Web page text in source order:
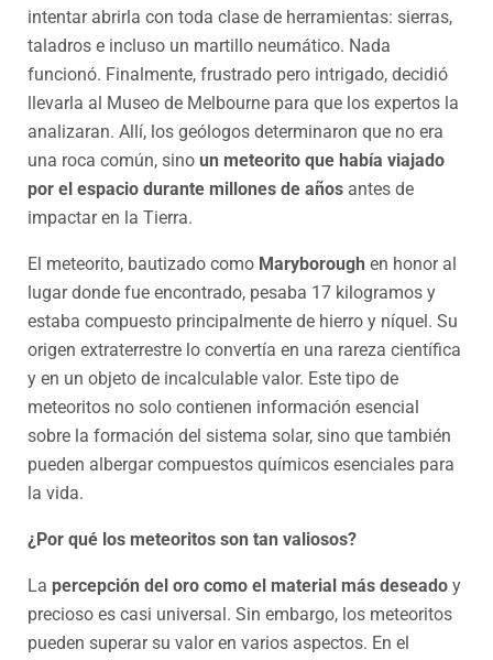
intentar abrirla con toda clase de herramientas: sierras,
taladros e incluso un martillo neumático. Nada
funcionó. Finalmente, frustrado pero intrigado, decidió
llevarla al Museo de Melbourne para que los expertos la
analizaran. Allí, los geólogos determinaron que no era
una roca común, sino un meteorito que había viajado
por el espacio durante millones de años antes de
impactar en la Tierra.
El meteorito, bautizado como Maryborough en honor al
lugar donde fue encontrado, pesaba 17 kilogramos y
estaba compuesto principalmente de hierro y níquel. Su
origen extraterrestre lo convertía en una rareza científica
y en un objeto de incalculable valor. Este tipo de
meteoritos no solo contienen información esencial
sobre la formación del sistema solar, sino que también
pueden albergar compuestos químicos esenciales para
la vida.
¿Por qué los meteoritos son tan valiosos?
La percepción del oro como el material más deseado y
precioso es casi universal. Sin embargo, los meteoritos
pueden superar su valor en varios aspectos. En el